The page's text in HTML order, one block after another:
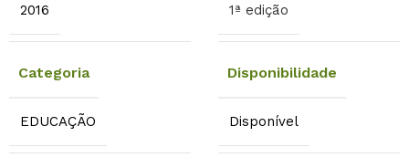
2016 1ª edição
Categoria
EDUCAÇÃO
Disponibilidade
Disponível